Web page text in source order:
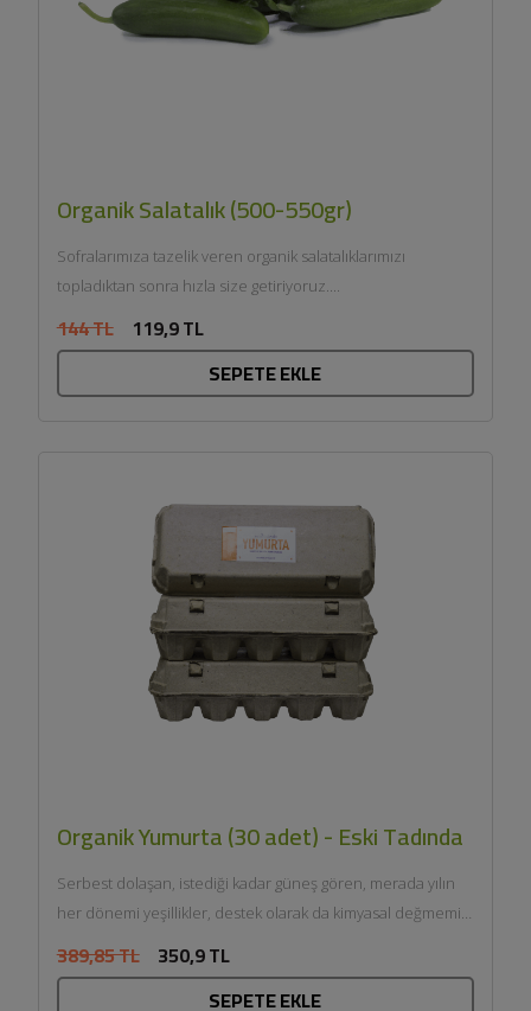
Organik Salatalık (500-550gr)
Sofralarımıza tazelik veren organik salatalıklarımızı
topladıktan sonra hızla size getiriyoruz....
144 TL 119,9 TL
SEPETE EKLE
Organik Yumurta (30 adet) - Eski Tadında
Serbest dolaşan, istediği kadar güneş gören, merada yılın
her dönemi yeşillikler, destek olarak da kimyasal değmemiş
389,85 TL 350,9 TL
SEPETE EKLE